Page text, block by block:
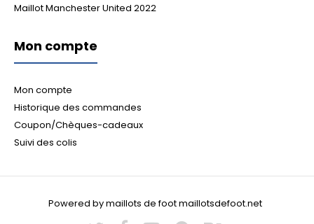
Maillot Manchester United 2022
Mon compte
Mon compte
Historique des commandes
Coupon/Chèques-cadeaux
Suivi des colis
Powered by maillots de foot maillotsdefoot.net